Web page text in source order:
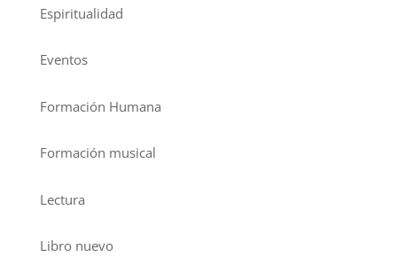
Espiritualidad
Eventos
Formación Humana
Formación musical
Lectura
Libro nuevo